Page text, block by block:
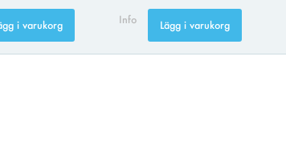
i varukorg Info Lägg i varukorg